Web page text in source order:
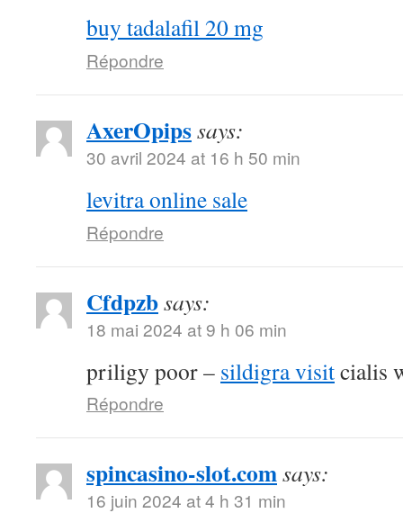
buy tadalafil 20 mg
Répondre
AxerOpipssays:
30 avril 2024 at 16 h 50 min
levitra online sale
Répondre
Cfdpzbsays:
18 mai 2024 at 9 h 06 min
priligy poor – sildigra visitcialis
Répondre
spincasino-slot.comsays:
16 juin 2024 at 4 h 31 min